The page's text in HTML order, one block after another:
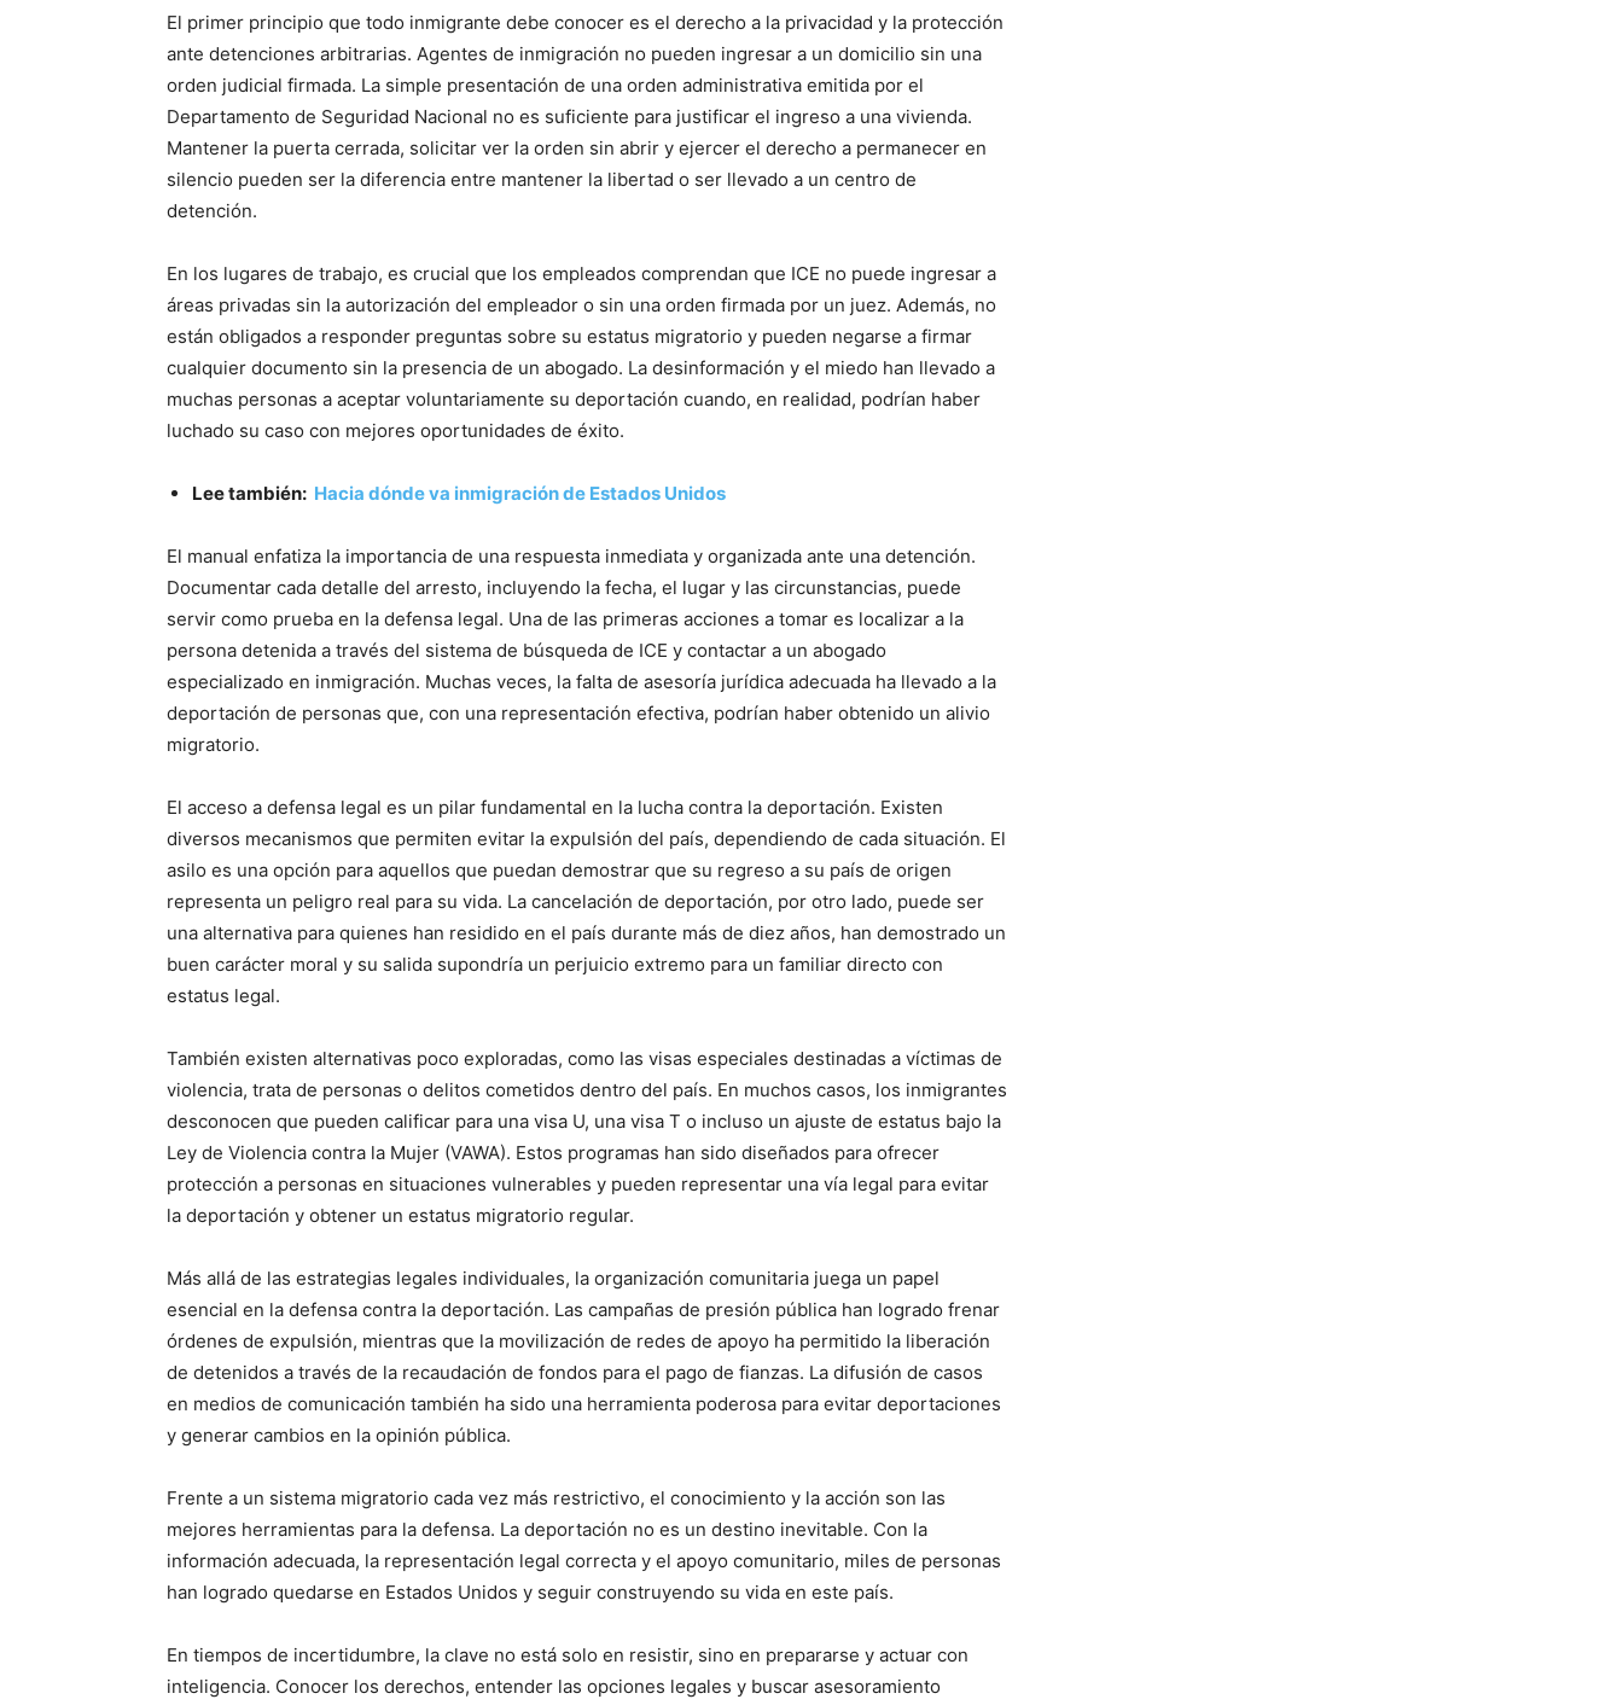
El primer principio que todo inmigrante debe conocer es el derecho a la privacidad y la protección
ante detenciones arbitrarias. Agentes de inmigración no pueden ingresar a un domicilio sin una
orden judicial firmada. La simple presentación de una orden administrativa emitida por el
Departamento de Seguridad Nacional no es suficiente para justificar el ingreso a una vivienda.
Mantener la puerta cerrada, solicitar ver la orden sin abrir y ejercer el derecho a permanecer en
silencio pueden ser la diferencia entre mantener la libertad o ser llevado a un centro de
detención.
En los lugares de trabajo, es crucial que los empleados comprendan que ICE no puede ingresar a
áreas privadas sin la autorización del empleador o sin una orden firmada por un juez. Además, no
están obligados a responder preguntas sobre su estatus migratorio y pueden negarse a firmar
cualquier documento sin la presencia de un abogado. La desinformación y el miedo han llevado a
muchas personas a aceptar voluntariamente su deportación cuando, en realidad, podrían haber
luchado su caso con mejores oportunidades de éxito.
Lee también: Hacia dónde va inmigración de Estados Unidos
El manual enfatiza la importancia de una respuesta inmediata y organizada ante una detención.
Documentar cada detalle del arresto, incluyendo la fecha, el lugar y las circunstancias, puede
servir como prueba en la defensa legal. Una de las primeras acciones a tomar es localizar a la
persona detenida a través del sistema de búsqueda de ICE y contactar a un abogado
especializado en inmigración. Muchas veces, la falta de asesoría jurídica adecuada ha llevado a la
deportación de personas que, con una representación efectiva, podrían haber obtenido un alivio
migratorio.
El acceso a defensa legal es un pilar fundamental en la lucha contra la deportación. Existen
diversos mecanismos que permiten evitar la expulsión del país, dependiendo de cada situación. El
asilo es una opción para aquellos que puedan demostrar que su regreso a su país de origen
representa un peligro real para su vida. La cancelación de deportación, por otro lado, puede ser
una alternativa para quienes han residido en el país durante más de diez años, han demostrado un
buen carácter moral y su salida supondría un perjuicio extremo para un familiar directo con
estatus legal.
También existen alternativas poco exploradas, como las visas especiales destinadas a víctimas de
violencia, trata de personas o delitos cometidos dentro del país. En muchos casos, los inmigrantes
desconocen que pueden calificar para una visa U, una visa T o incluso un ajuste de estatus bajo la
Ley de Violencia contra la Mujer (VAWA). Estos programas han sido diseñados para ofrecer
protección a personas en situaciones vulnerables y pueden representar una vía legal para evitar
la deportación y obtener un estatus migratorio regular.
Más allá de las estrategias legales individuales, la organización comunitaria juega un papel
esencial en la defensa contra la deportación. Las campañas de presión pública han logrado frenar
órdenes de expulsión, mientras que la movilización de redes de apoyo ha permitido la liberación
de detenidos a través de la recaudación de fondos para el pago de fianzas. La difusión de casos
en medios de comunicación también ha sido una herramienta poderosa para evitar deportaciones
y generar cambios en la opinión pública.
Frente a un sistema migratorio cada vez más restrictivo, el conocimiento y la acción son las
mejores herramientas para la defensa. La deportación no es un destino inevitable. Con la
información adecuada, la representación legal correcta y el apoyo comunitario, miles de personas
han logrado quedarse en Estados Unidos y seguir construyendo su vida en este país.
En tiempos de incertidumbre, la clave no está solo en resistir, sino en prepararse y actuar con
inteligencia. Conocer los derechos, entender las opciones legales y buscar asesoramiento